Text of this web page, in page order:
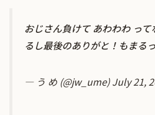
おじさん負けて あわわわ っ
るし最後のありがと！もまる
— う め (@jw_ume)July 21,